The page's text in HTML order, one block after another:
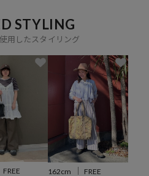
ュームのあるボトムスがバランス
キャミワンピースのインナーにもぴ
から秋口まで長く着用できる優秀
STYLING
用したスタイリング
FREE 162cm FREE